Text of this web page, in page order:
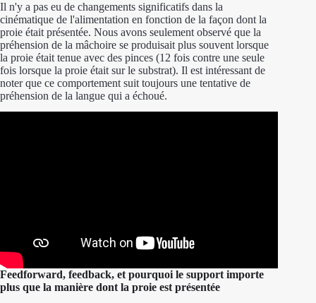
Il n'y a pas eu de changements significatifs dans la
cinématique de l'alimentation en fonction de la façon dont la
proie était présentée. Nous avons seulement observé que la
préhension de la mâchoire se produisait plus souvent lorsque
la proie était tenue avec des pinces (12 fois contre une seule
fois lorsque la proie était sur le substrat). Il est intéressant de
noter que ce comportement suit toujours une tentative de
préhension de la langue qui a échoué.
Feedforward, feedback, et pourquoi le support importe
plus que la manière dont la proie est présentée